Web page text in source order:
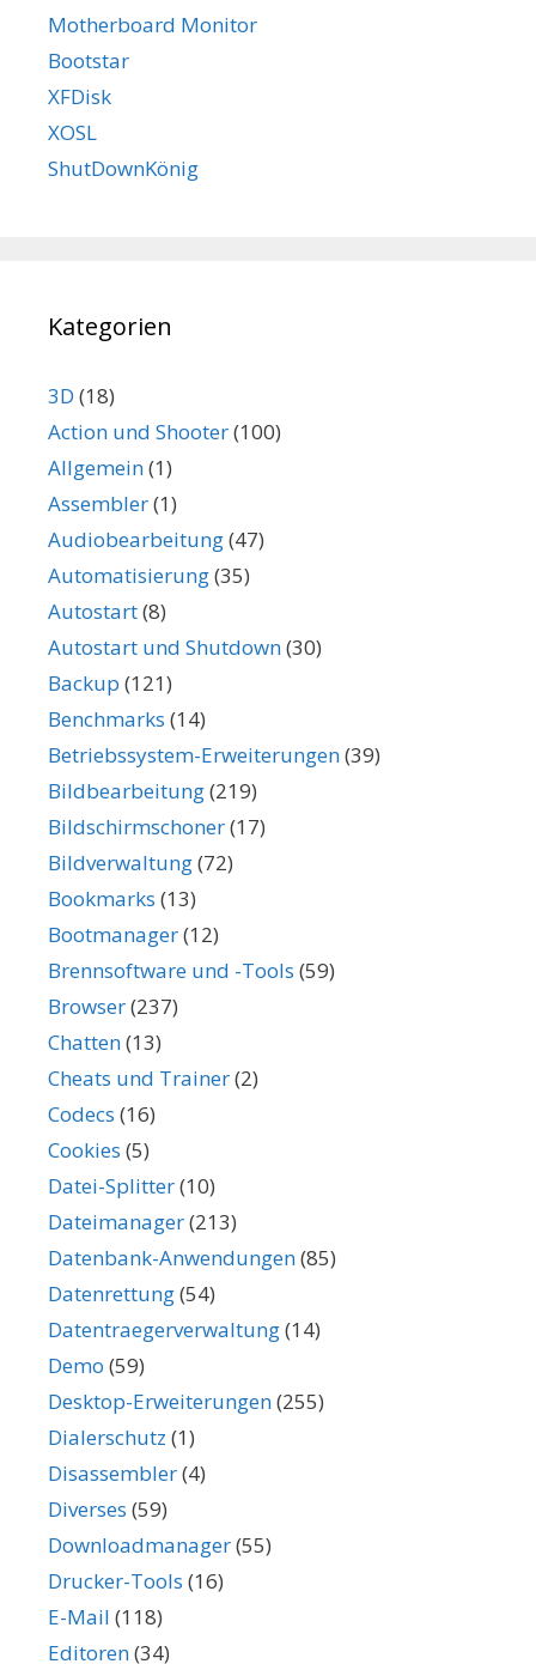
Motherboard Monitor
Bootstar
XFDisk
XOSL
ShutDownKönig
Kategorien
3D (18)
Action und Shooter(100)
Allgemein(1)
Assembler(1)
Audiobearbeitung(47)
Automatisierung(35)
Autostart(8)
Autostart und Shutdown(30)
Backup (121)
Benchmarks (14)
Betriebssystem-Erweiterungen(39)
Bildbearbeitung(219)
Bildschirmschoner(17)
Bildverwaltung(72)
Bookmarks (13)
Bootmanager(12)
Brennsoftware und -Tools (59)
Browser(237)
Chatten(13)
Cheats und Trainer(2)
Codecs (16)
Cookies (5)
Datei-Splitter(10)
Dateimanager(213)
Datenbank-Anwendungen(85)
Datenrettung(54)
Datentraegerverwaltung(14)
Demo (59)
Desktop-Erweiterungen(255)
Dialerschutz (1)
Disassembler(4)
Diverses (59)
Downloadmanager(55)
Drucker-Tools (16)
E-Mail (118)
Editoren(34)